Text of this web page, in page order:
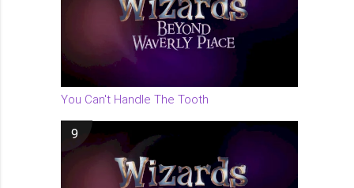
You Can't Handle The Tooth
9